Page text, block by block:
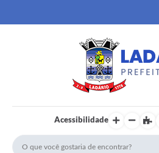
Acessibilidade